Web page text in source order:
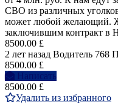
СВО из различных
может любой желающий.
заключившим контракт в
8500.00 £
2 лет назад Водитель 768
8500.00 £
Написать
8500.00 £
Удалить из избранного